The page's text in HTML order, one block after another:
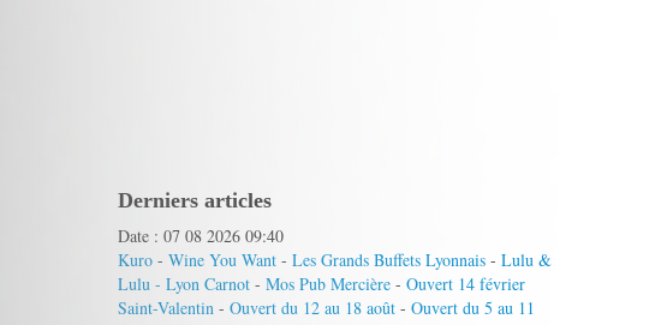
Derniers articles
Date : 07 08 2026 09:40
Kuro - Wine You Want - Les Grands Buffets Lyonnais - Lulu &
Lulu - Lyon Carnot - Mos Pub Mercière - Ouvert 14 février
Saint-Valentin - Ouvert du 12 au 18 août - Ouvert du 5 au 11